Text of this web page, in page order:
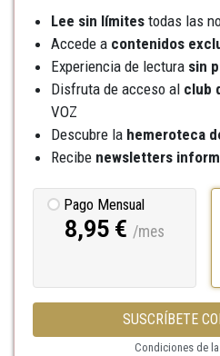
Lee sin límites todas las
Accede a contenidos
Experiencia de lectura sin
Disfruta de acceso al club
VOZ
Descubre la hemeroteca
Recibe newsletters
Pago Mensual
8,95 € /mes
SUSCRÍBETE
Condiciones de